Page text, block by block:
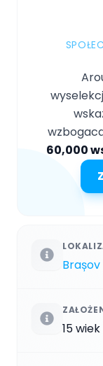
60,000
Brașov
15 wiek